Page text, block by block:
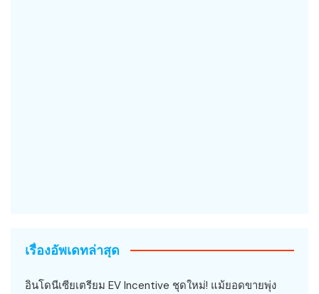
เรื่องอัพเดทล่าสุด
อินโดนีเซียเตรียม EV Incentive ชุดใหม่! แม้ยอดขายพุ่ง